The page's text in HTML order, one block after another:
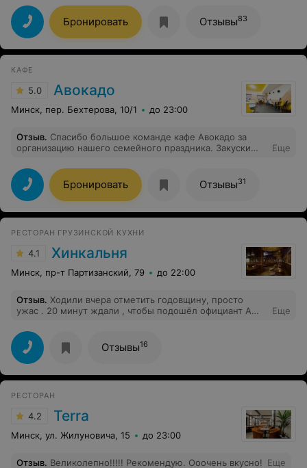
Особую благодарность хочется выразить
администратору Тамаре и официантке Бадене.
Внимательные, понимающие , приятные в общении
сотрудники. Огромное всем спасибо!
Бронировать Отзывы83
КАФЕ
5.0 Авокадо
Минск, пер. Бехтерова, 10/1 до 23:00
Отзыв. Спасибо большое команде кафе Авокадо за
организацию нашего семейного праздника. Закуски
это просто что-то невероятное. Даже скидочку
сделали очень приятную. Обслуживание и атмосфера
праздника не оставили никого из гостей
равнодушными. Успехов и процветания вам!!!
Еще
Бронировать Отзывы31
РЕСТОРАН ГРУЗИНСКОЙ КУХНИ
4.1 Хинкальня
Минск, пр-т Партизанский, 79 до 22:00
Отзыв. Ходили вчера отметить годовщину, просто
ужас . 20 минут ждали , чтобы подошёл официант А
принесли холодный Попросила поменять,принесли
воды теплой с под крана . За кухню одна звезда ,норм
Больше не пойдем.
Еще
Отзывы16
РЕСТОРАН
4.2 Terra
Минск, ул. Жилуновича, 15 до 23:00
Отзыв. Великолепно!!!!! Рекомендую. Ооочень вкусно! Еще